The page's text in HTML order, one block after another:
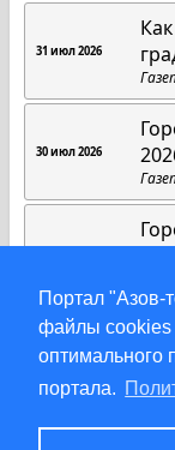
Портал "Азов-
файлы cookies
оптимального
портала.
31 июл 2026
30 июл 2026